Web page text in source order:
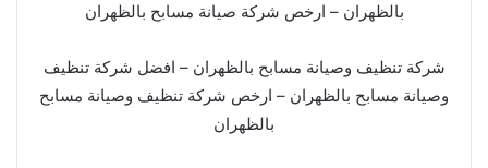
بالظهران – ارخص شركة صيانة مسابح بالظهران
شركة تنظيف وصيانة مسابح بالظهران – افضل شركة تنظيف
وصيانة مسابح بالظهران – ارخص شركة تنظيف وصيانة مسابح
بالظهران